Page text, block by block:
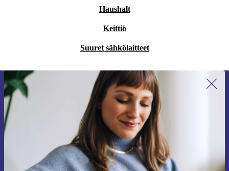
Haushalt
Keittiö
Suuret sähkölaitteet
Liity ensimmäistä kertaa uutiskirjeen
tilaajaksi ja säästä 15 €!
Älä missaa enää yhtäkään tarjousta.